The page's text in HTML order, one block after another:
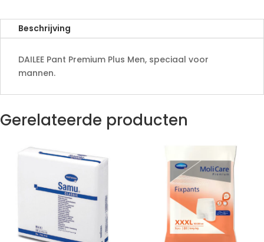
e
Beschrijving
DAILEE Pant Premium Plus Men, speciaal voor
mannen.
Gerelateerde producten